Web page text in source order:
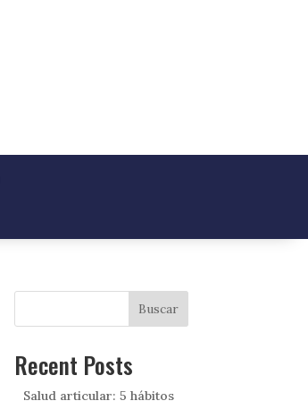
Buscar
Recent Posts
Salud articular: 5 hábitos